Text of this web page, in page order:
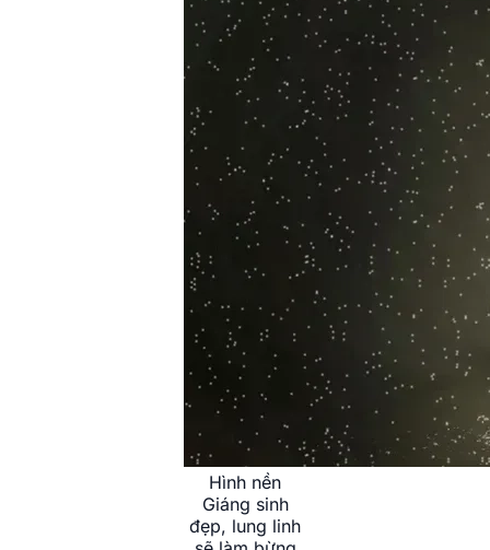
Hình nền
Giáng sinh
đẹp, lung linh